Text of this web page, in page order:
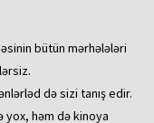
bütün mərhələləri
də sizi tanış edir.
yox, həm də kinoya